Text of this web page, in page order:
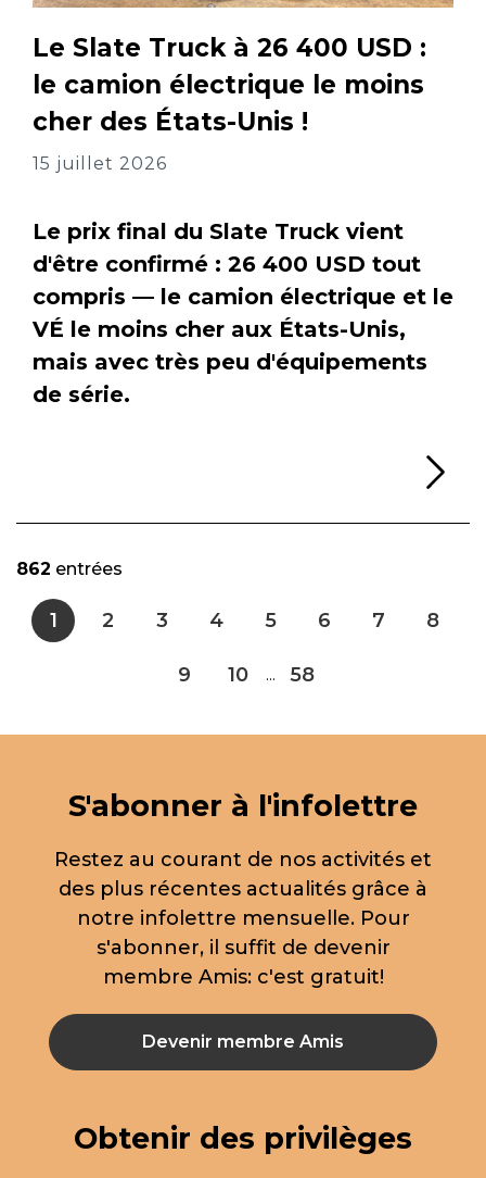
Le Slate Truck à 26 400 USD :
le camion électrique le moins
cher des États-Unis !
15 juillet 2026
Le prix final du Slate Truck vient
d'être confirmé : 26 400 USD tout
compris — le camion électrique et le
VÉ le moins cher aux États-Unis,
mais avec très peu d'équipements
de série.
862 entrées
1 2 3 4 5 6 7 8
9 10 ... 58
S'abonner à l'infolettre
Restez au courant de nos activités et
des plus récentes actualités grâce à
notre infolettre mensuelle. Pour
s'abonner, il suffit de devenir
membre Amis: c'est gratuit!
Devenir membre Amis
Obtenir des privilèges